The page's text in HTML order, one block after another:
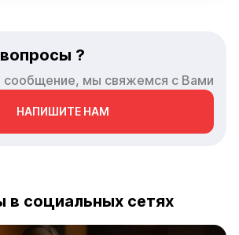
?
сообщение, мы свяжемся с Вами
НАПИШИТЕ НАМ
в социальных сетях